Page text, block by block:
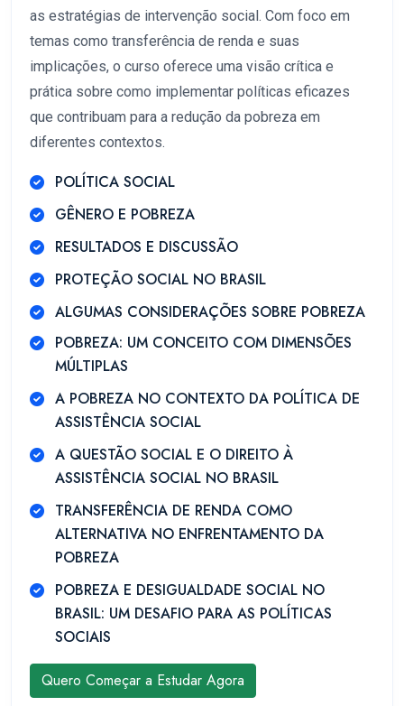
as estratégias de intervenção social. Com foco em
temas como transferência de renda e suas
implicações, o curso oferece uma visão crítica e
prática sobre como implementar políticas eficazes
que contribuam para a redução da pobreza em
diferentes contextos.
POLÍTICA SOCIAL
GÊNERO E POBREZA
RESULTADOS E DISCUSSÃO
PROTEÇÃO SOCIAL NO BRASIL
ALGUMAS CONSIDERAÇÕES SOBRE POBREZA
POBREZA: UM CONCEITO COM DIMENSÕES
MÚLTIPLAS
A POBREZA NO CONTEXTO DA POLÍTICA DE
ASSISTÊNCIA SOCIAL
A QUESTÃO SOCIAL E O DIREITO À
ASSISTÊNCIA SOCIAL NO BRASIL
TRANSFERÊNCIA DE RENDA COMO
ALTERNATIVA NO ENFRENTAMENTO DA
POBREZA
POBREZA E DESIGUALDADE SOCIAL NO
BRASIL: UM DESAFIO PARA AS POLÍTICAS
SOCIAIS
Quero Começar a Estudar Agora